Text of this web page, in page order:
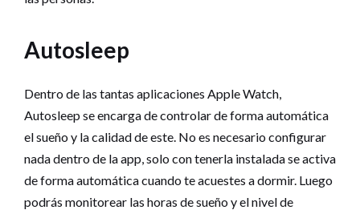
Autosleep
Dentro de las tantas aplicaciones Apple Watch,
Autosleep se encarga de controlar de forma automática
el sueño y la calidad de este. No es necesario configurar
nada dentro de la app, solo con tenerla instalada se activa
de forma automática cuando te acuestes a dormir. Luego
podrás monitorear las horas de sueño y el nivel de